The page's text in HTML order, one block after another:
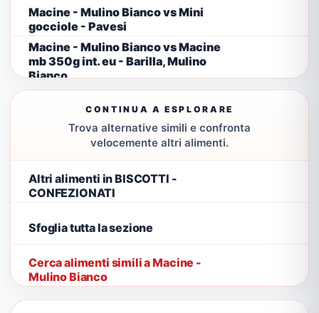
Macine - Mulino Bianco vs Mini
gocciole - Pavesi
Macine - Mulino Bianco vs Macine
mb 350g int. eu - Barilla, Mulino
Bianco
CONTINUA A ESPLORARE
Trova alternative simili e confronta
velocemente altri alimenti.
Altri alimenti in BISCOTTI -
CONFEZIONATI
Sfoglia tutta la sezione
Cerca alimenti simili a Macine -
Mulino Bianco